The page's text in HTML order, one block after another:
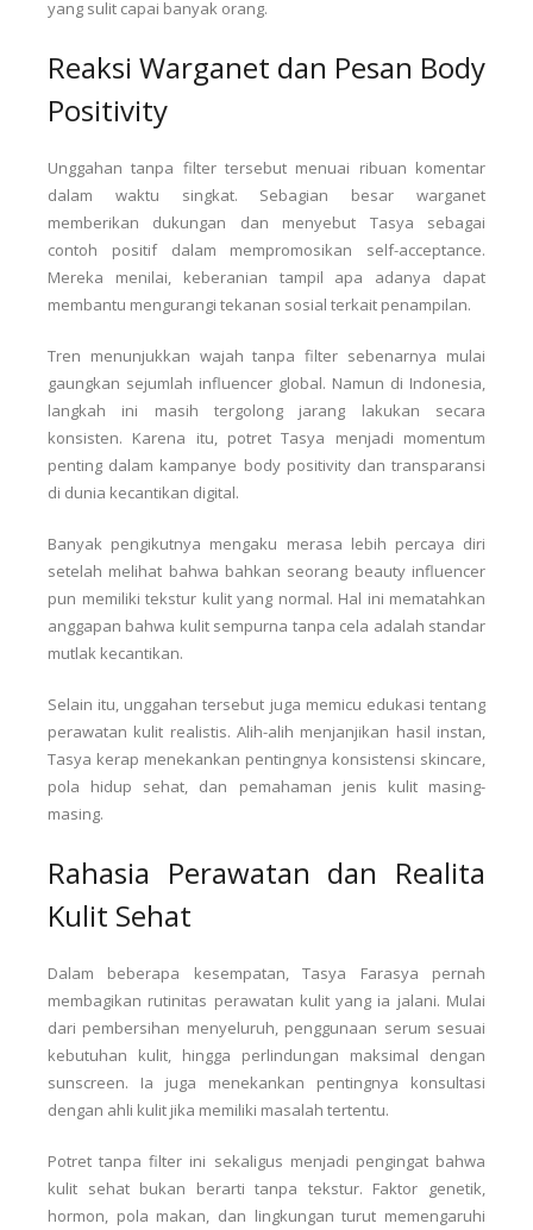
yang sulit capai banyak orang.
Reaksi Warganet dan Pesan Body
Positivity
Unggahan tanpa filter tersebut menuai ribuan komentar
dalam waktu singkat. Sebagian besar warganet
memberikan dukungan dan menyebut Tasya sebagai
contoh positif dalam mempromosikan self-acceptance.
Mereka menilai, keberanian tampil apa adanya dapat
membantu mengurangi tekanan sosial terkait penampilan.
Tren menunjukkan wajah tanpa filter sebenarnya mulai
gaungkan sejumlah influencer global. Namun di Indonesia,
langkah ini masih tergolong jarang lakukan secara
konsisten. Karena itu, potret Tasya menjadi momentum
penting dalam kampanye body positivity dan transparansi
di dunia kecantikan digital.
Banyak pengikutnya mengaku merasa lebih percaya diri
setelah melihat bahwa bahkan seorang beauty influencer
pun memiliki tekstur kulit yang normal. Hal ini mematahkan
anggapan bahwa kulit sempurna tanpa cela adalah standar
mutlak kecantikan.
Selain itu, unggahan tersebut juga memicu edukasi tentang
perawatan kulit realistis. Alih-alih menjanjikan hasil instan,
Tasya kerap menekankan pentingnya konsistensi skincare,
pola hidup sehat, dan pemahaman jenis kulit masing-
masing.
Rahasia Perawatan dan Realita
Kulit Sehat
Dalam beberapa kesempatan, Tasya Farasya pernah
membagikan rutinitas perawatan kulit yang ia jalani. Mulai
dari pembersihan menyeluruh, penggunaan serum sesuai
kebutuhan kulit, hingga perlindungan maksimal dengan
sunscreen. Ia juga menekankan pentingnya konsultasi
dengan ahli kulit jika memiliki masalah tertentu.
Potret tanpa filter ini sekaligus menjadi pengingat bahwa
kulit sehat bukan berarti tanpa tekstur. Faktor genetik,
hormon, pola makan, dan lingkungan turut memengaruhi